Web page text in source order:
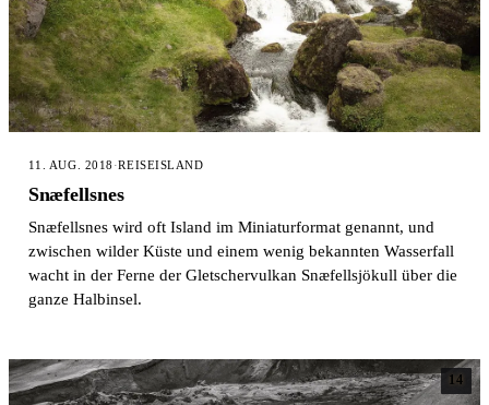
11. AUG. 2018 ·REISEISLAND
Snæfellsnes
Snæfellsnes wird oft Island im Miniaturformat genannt, und
zwischen wilder Küste und einem wenig bekannten Wasserfall
wacht in der Ferne der Gletschervulkan Snæfellsjökull über die
ganze Halbinsel.
14